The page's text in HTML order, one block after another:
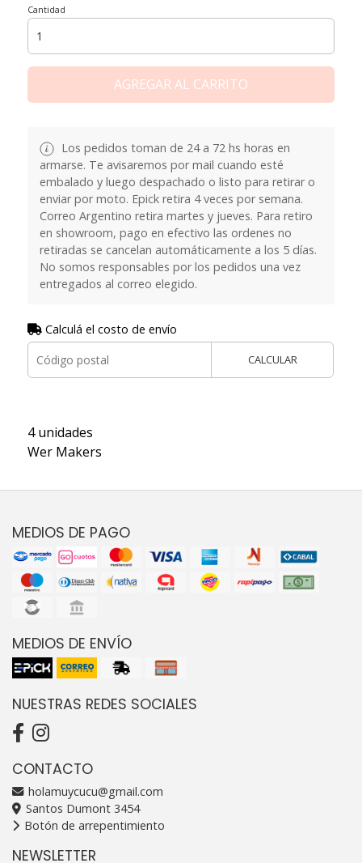
Cantidad
AGREGAR AL CARRITO
Los pedidos toman de 24 a 72 hs horas en
armarse. Te avisaremos por mail cuando esté
embalado y luego despachado o listo para retirar o
enviar por moto. Epick retira 4 veces por semana.
Correo Argentino retira martes y jueves. Para retiro
en showroom, pago en efectivo las ordenes no
retiradas se cancelan automáticamente a los 5 días.
No somos responsables por los pedidos una vez
entregados al correo elegido.
Calculá el costo de envío
CALCULAR
4 unidades
Wer Makers
MEDIOS DE PAGO
MEDIOS DE ENVÍO
NUESTRAS REDES SOCIALES
CONTACTO
holamuycucu@gmail.com
Santos Dumont 3454
Botón de arrepentimiento
NEWSLETTER